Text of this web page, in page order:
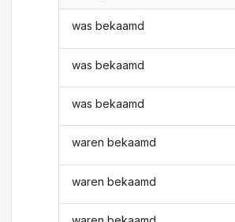
was bekaamd
was bekaamd
was bekaamd
waren bekaamd
waren bekaamd